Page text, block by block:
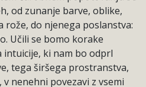
od zunanje barve, oblike,
rože, do njenega poslanstva:
Učili se bomo korake
intuicije, ki nam bo odprl
tega širšega prostranstva,
nenehni povezavi z vsemi